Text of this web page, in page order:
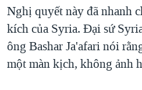
Nghị quyết này đã nhanh
kích của Syria. Đại sứ
ông Bashar Ja'afari nói
một màn kịch, không ảnh